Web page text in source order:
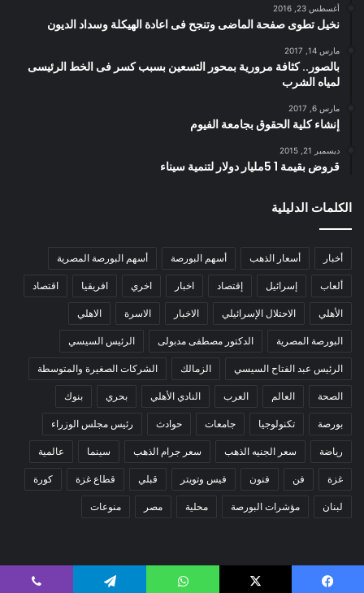
أغسطس 23, 2016
نخيل تطوى صفحة الماضى وتنجح فى اعادة الهيكلة وسداد الديون
مارس 14, 2017
بالصور.. كثافة مرورية بمحور التسعين بسبب كسر فى الخط الرئيسى
لمياه الشرب
مارس 6, 2017
إنشاء كلية الحقوق بجامعة الفيوم
ديسمبر 21, 2015
قروض بقيمة 1 5مليار دولار لتنمية سيناء
الكلمات الدليلية
أخبار أسعار الذهب أسهم البورصة أسهم البورصة المصرية
ألعاب إسرائيل إقتصاد اخبار اخري افريقيا اقتصاد
الأهلي الاحتلال الإسرائيلي الاخبار الاسرة الاهلي
البورصة المصرية الدكتور مصطفى مدبولى الرئيس السيسي
الرئيس عبد الفتاح السيسي الزمالك الشركات الصغيرة والمتوسطة
الصحة العالم العرب النادي الأهلي بحري بنوك
بورصة تكنولوجيا جامعات حوادث رئيس مجلس الوزراء
رياضة سعر الجنيه الذهب سعر جرام الذهب سينما عالمية
غزة فن فنون فيس وتويتر قبلي قطاع غزة كورة
لبنان مؤشرات البورصة محلية مصر منوعات